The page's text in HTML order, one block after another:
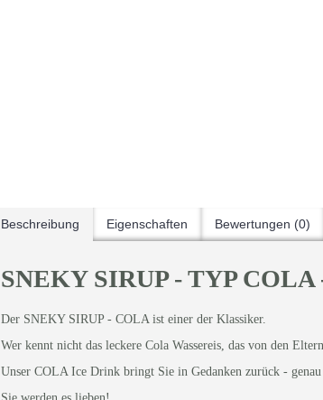
Beschreibung Eigenschaften Bewertungen (0)
SNEKY SIRUP - TYP COLA
Der SNEKY SIRUP - COLA ist einer der Klassiker.
Wer kennt nicht das leckere Cola Wassereis, das von den
Unser COLA Ice Drink bringt Sie in Gedanken zurück - genau